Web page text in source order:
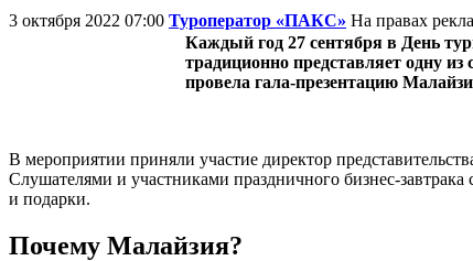
3 октября 2022 07:00 Туроператор «ПАКС» На правах
Каждый год 27 сентября в День
традиционно представляет одну
провела гала-презентацию
В мероприятии приняли участие директор
Слушателями и участниками праздничного бизнес-
и подарки.
Почему Малайзия?